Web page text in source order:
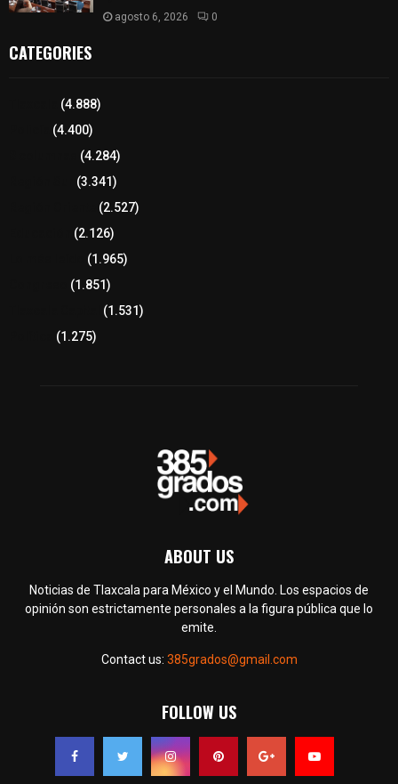
agosto 6, 2026 0
CATEGORIES
(4.888)
(4.400)
(4.284)
(3.341)
(2.527)
(2.126)
(1.965)
(1.851)
(1.531)
(1.275)
ABOUT US
Noticias de Tlaxcala para México y el Mundo. Los espacios de
opinión son estrictamente personales a la figura pública que lo
emite.
Contact us: 385grados@gmail.com
FOLLOW US